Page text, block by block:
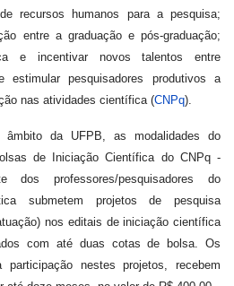
recursos humanos para a pesquisa;
entre a graduação e pós-graduação;
e incentivar novos talentos entre
estimular pesquisadores produtivos a
nas atividades científica (CNPq).
âmbito da UFPB, as modalidades do
de Iniciação Científica do CNPq -
dos professores/pesquisadores do
submetem projetos de pesquisa
nos editais de iniciação científica
com até duas cotas de bolsa. Os
participação nestes projetos, recebem